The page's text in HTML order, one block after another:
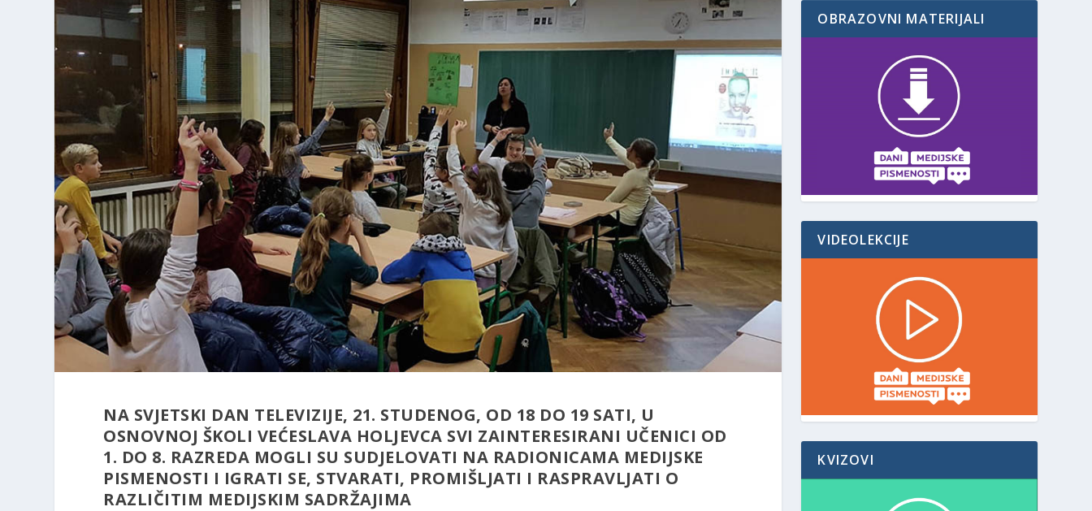
NA SVJETSKI DAN TELEVIZIJE, 21. STUDENOG, OD 18 DO 19 SATI, U
OSNOVNOJ ŠKOLI VEĆESLAVA HOLJEVCA SVI ZAINTERESIRANI UČENICI OD
1. DO 8. RAZREDA MOGLI SU SUDJELOVATI NA RADIONICAMA MEDIJSKE
PISMENOSTI I IGRATI SE, STVARATI, PROMIŠLJATI I RASPRAVLJATI O
RAZLIČITIM MEDIJSKIM SADRŽAJIMA
OBRAZOVNI MATERIJALI
VIDEOLEKCIJE
KVIZOVI